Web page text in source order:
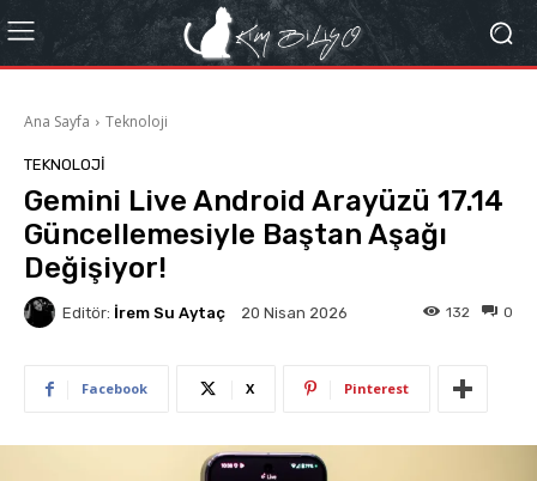
Ana Sayfa Teknoloji
TEKNOLOJI
Gemini Live Android Arayüzü 17.14
Güncellemesiyle Baştan Aşağı
Değişiyor!
Editör: İrem Su Aytaç 20 Nisan 2026 0
132
Facebook X Pinterest